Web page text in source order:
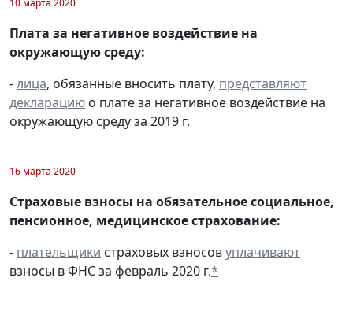
Плата за негативное воздействие на
окружающую среду:
-лица, обязанные вносить плату, представляют
декларацию о плате за негативное воздействие на
окружающую среду за 2019 г.
16 марта 2020
Страховые взносы на обязательное социальное,
пенсионное, медицинское страхование:
- плательщики страховых взносовуплачивают
взносы в ФНС за февраль 2020 г.*